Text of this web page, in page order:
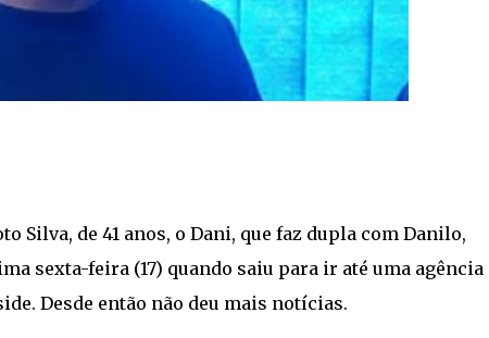
Silva, de 41 anos, o Dani, que faz dupla com Danilo,
sexta-feira (17) quando saiu para ir até uma agência
Desde então não deu mais notícias.